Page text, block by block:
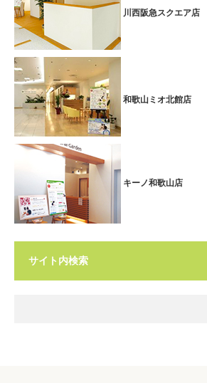
特別価格＞＞７０分 ７,２００円（税込７,９
日迄】
フェイシャルエステは、【Dr.PUR BEAUTE
ります。
※詳しくはスタッフまで
■2025年11月1日 ～ 12月末日
11・12月キャンペーン
心地よい香りで心身ともに深いリラックスへ
ラム&オレンジオイルトリートメント
（フットバス + 酵素ドリンク1杯）のサービス
温かみのあるスパイシーな香りの「マジョラ
特別価格＞＞７０分 ６,９００円（税込７,５
末日迄】
ぷるんとハリのある弾力肌を目指す【フェイ
川西阪急スクエア店
和歌山ミオ北館店
キーノ和歌山店
サイト内検索